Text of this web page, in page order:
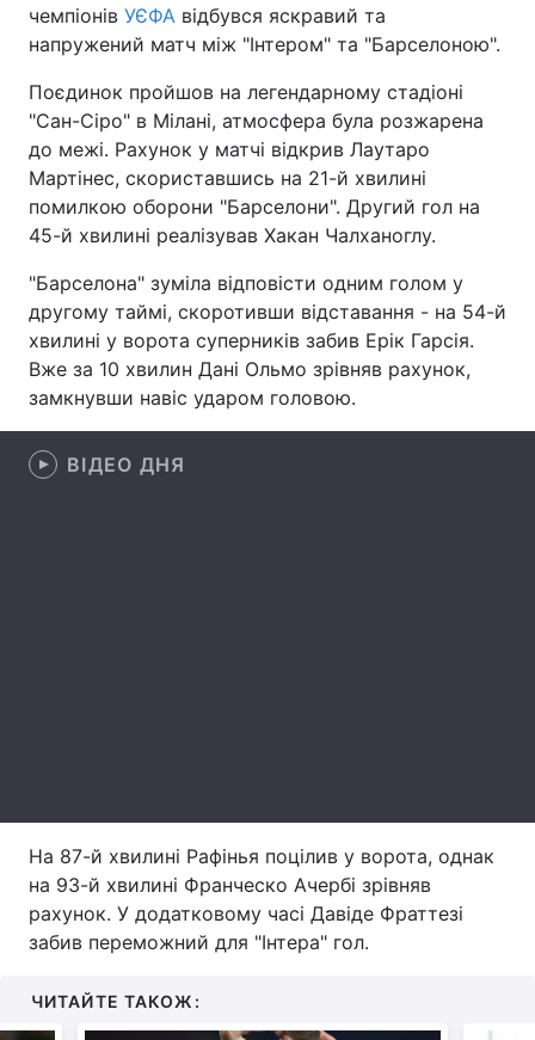
Головна Війна
Україна Політика
Економіка Світ
Спорт Наука
Зброя Інциденти
Здоров'я Туризм
Екологія
чемпіонів УЄФА відбувся яскравий та
напружений матч між "Інтером" та "Барселоною".
Поєдинок пройшов на легендарному стадіоні
"Сан-Сіро" в Мілані, атмосфера була розжарена
до межі. Рахунок у матчі відкрив Лаутаро
Мартінес, скориставшись на 21-й хвилині
помилкою оборони "Барселони". Другий гол на
45-й хвилині реалізував Хакан Чалханоглу.
"Барселона" зуміла відповісти одним голом у
другому таймі, скоротивши відставання - на 54-й
хвилині у ворота суперників забив Ерік Гарсія.
Вже за 10 хвилин Дані Ольмо зрівняв рахунок,
замкнувши навіс ударом головою.
ВІДЕО ДНЯ
На 87-й хвилині Рафінья поцілив у ворота, однак
на 93-й хвилині Франческо Ачербі зрівняв
рахунок. У додатковому часі Давіде Фраттезі
забив переможний для "Інтера" гол.
ЧИТАЙТЕ ТАКОЖ: